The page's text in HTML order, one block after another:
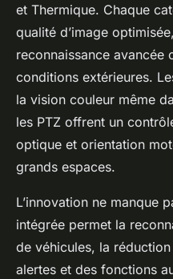
et Thermique. Chaque
qualité d’image
reconnaissance avancée
conditions extérieures.
la vision couleur même
les PTZ offrent un
optique et orientation
grands espaces.
L’innovation ne manque
intégrée permet la
de véhicules, la
alertes et des fonctions